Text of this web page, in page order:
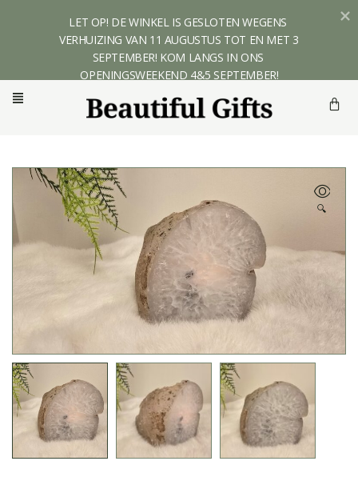
🔍
LET OP! DE WINKEL IS GESLOTEN WEGENS
VERHUIZING VAN 11 AUGUSTUS TOT EN MET 3
SEPTEMBER! KOM LANGS IN ONS
OPENINGSWEEKEND 4&5 SEPTEMBER!